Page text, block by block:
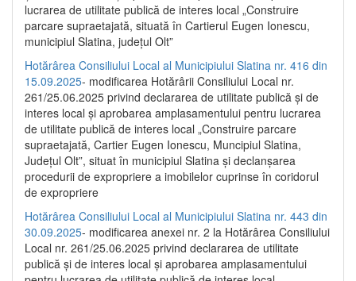
lucrarea de utilitate publică de interes local „Construire
parcare supraetajată, situată în Cartierul Eugen Ionescu,
municipiul Slatina, județul Olt”
Hotărârea Consiliului Local al Municipiului Slatina nr. 416 din
15.09.2025- modificarea Hotărârii Consiliului Local nr.
261/25.06.2025 privind declararea de utilitate publică și de
interes local și aprobarea amplasamentului pentru lucrarea
de utilitate publică de interes local „Construire parcare
supraetajată, Cartier Eugen Ionescu, Muncipiul Slatina,
Județul Olt”, situat în municipiul Slatina și declanșarea
procedurii de expropriere a imobilelor cuprinse în coridorul
de expropriere
Hotărârea Consiliului Local al Municipiului Slatina nr. 443 din
30.09.2025- modificarea anexei nr. 2 la Hotărârea Consiliului
Local nr. 261/25.06.2025 privind declararea de utilitate
publică şi de interes local şi aprobarea amplasamentului